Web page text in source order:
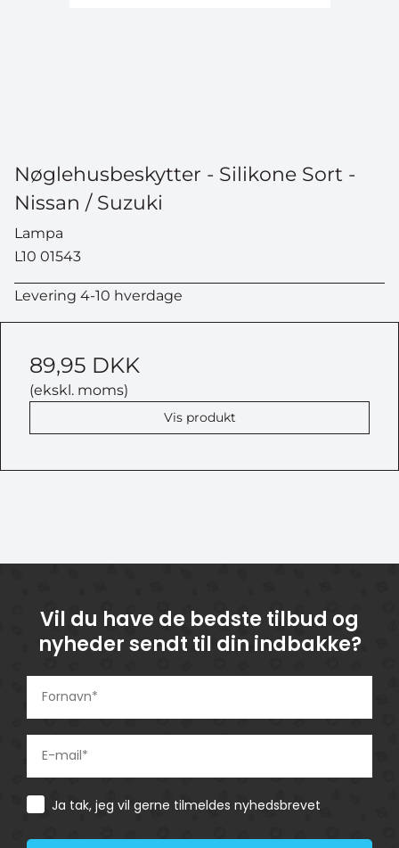
Nøglehusbeskytter - Silikone Sort -
Nissan / Suzuki
Lampa
L10 01543
Levering 4-10 hverdage
89,95 DKK
(ekskl. moms)
Vis produkt
Vil du have de bedste tilbud og
nyheder sendt til din indbakke?
Consent
Ja tak, jeg vil gerne tilmeldes nyhedsbrevet